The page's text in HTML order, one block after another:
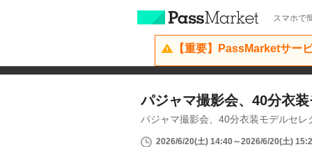
スマホで
【重要】PassMarketサー
パジャマ撮影会、40分衣
パジャマ撮影会、40分衣装モデルセレ
2026/6/20(土) 14:40～2026/6/20(土)